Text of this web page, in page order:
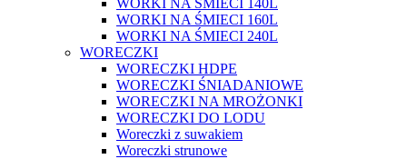
WORKI NA ŚMIECI 140L
WORKI NA ŚMIECI 160L
WORKI NA ŚMIECI 240L
WORECZKI
WORECZKI HDPE
WORECZKI ŚNIADANIOWE
WORECZKI NA MROŻONKI
WORECZKI DO LODU
Woreczki z suwakiem
Woreczki strunowe